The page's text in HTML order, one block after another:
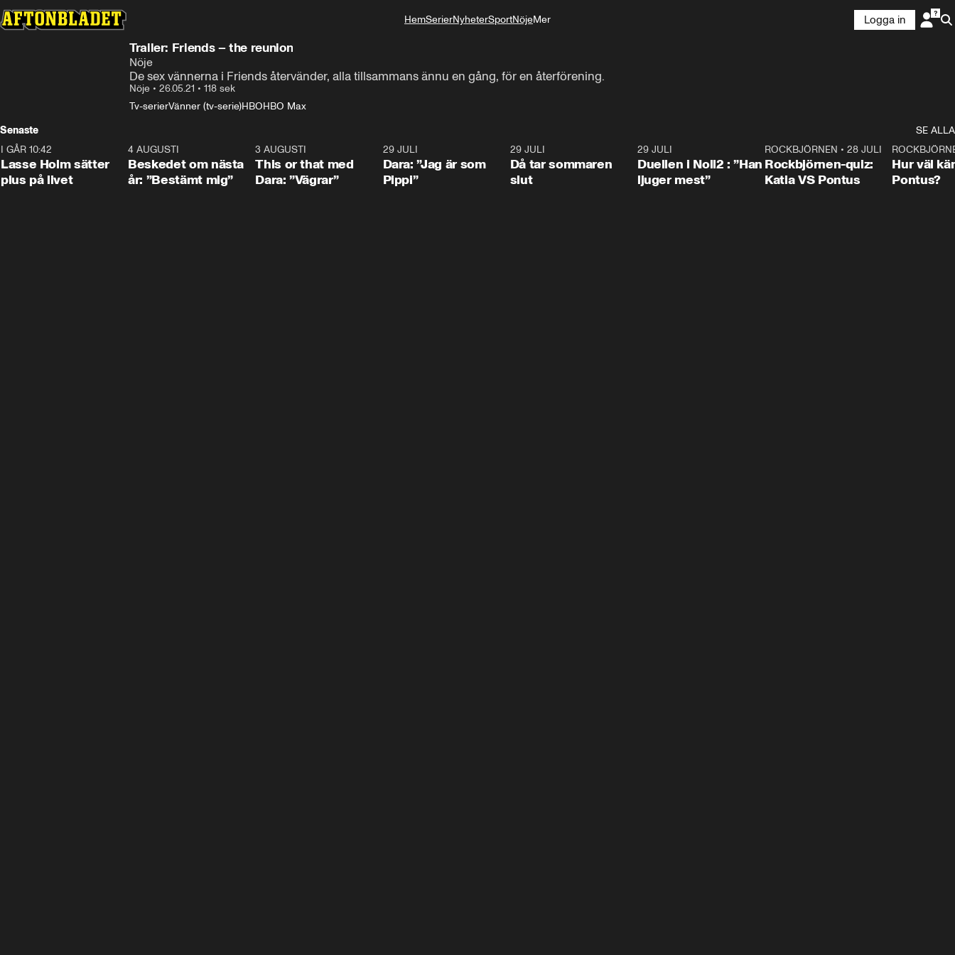
HemSerierNyheterSportNöjeMer
Logga in
Trailer: Friends – the reunion
Nöje
De sex vännerna i Friends återvänder, alla tillsammans ännu en gång, för en återförening.
Nöje • 26.05.21 • 118 sek
Tv-serierVänner (tv-serie)HBOHBO Max
Senaste
SE ALLA
1:04
I GÅR 10:42
Lasse Holm sätter
plus på livet
0:24
4 AUGUSTI
Beskedet om nästa
år: ”Bestämt mig”
3 AUGUSTI
This or that med
Dara: ”Vägrar”
29 JULI
Dara: ”Jag är som
Pippi”
29 JULI
Då tar sommaren
slut
29 JULI
Duellen i Noll2 : ”Han
ljuger mest”
0:15
ROCKBJÖRNEN •28 JULI
Rockbjörnen-quiz:
Katia VS Pontus
Hur väl
Pontus?